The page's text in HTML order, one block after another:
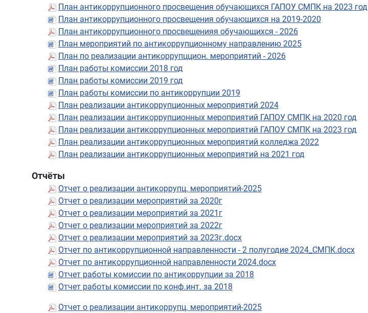
План антикоррупционного просвещения обучающихся ГАПОУ СМПК на 2023 год
План антикоррупционного просвещения обучающихся на 2019-2020
План антикоррупционного просвещенияя обучающихся - 2026
План мероприятий по антикоррупционному направлению 2025
План по реализации антикоррупццион. мероприятий - 2026
План работы комиссии 2018 год
План работы комиссии 2019 год
План работы комиссии по антикоррупции 2019
План реализации антикоррупционных мероприятий 2024
План реализации антикоррупционных мероприятий ГАПОУ СМПК на 2020 год
План реализации антикоррупционных мероприятий ГАПОУ СМПК на 2023 год
План реализации антикоррупционных мероприятий колледжа 2022
План реализации антикоррупционных мероприятий на 2021 год
Отчёты
Отчет о реализации антикоррупц. мероприятий-2025
Отчет о реализации мероприятий за 2020г
Отчет о реализации мероприятий за 2021г
Отчет о реализации мероприятий за 2022г
Отчет о реализации мероприятий за 2023г.docx
Отчет по антикоррупционной направленности - 2 полугодие 2024_СМПК.docx
Отчет по антикоррупционной направленности 2024.docx
Отчет работы комиссии по антикоррупции за 2018
Отчет работы комиссии по конф.инт. за 2018
Отчет о реализации антикоррупц. мероприятий-2025